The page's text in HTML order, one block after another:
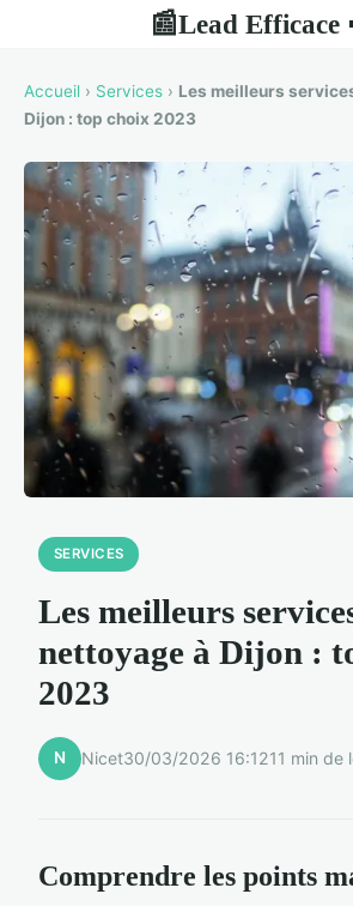
📰Lead Efficace
Accueil › Services › Les meilleurs
Dijon : top choix 2023
SERVICES
Les meilleurs
nettoyage à Dijon :
2023
N Nicet30/03/2026 16:1211 min de
Comprendre les points